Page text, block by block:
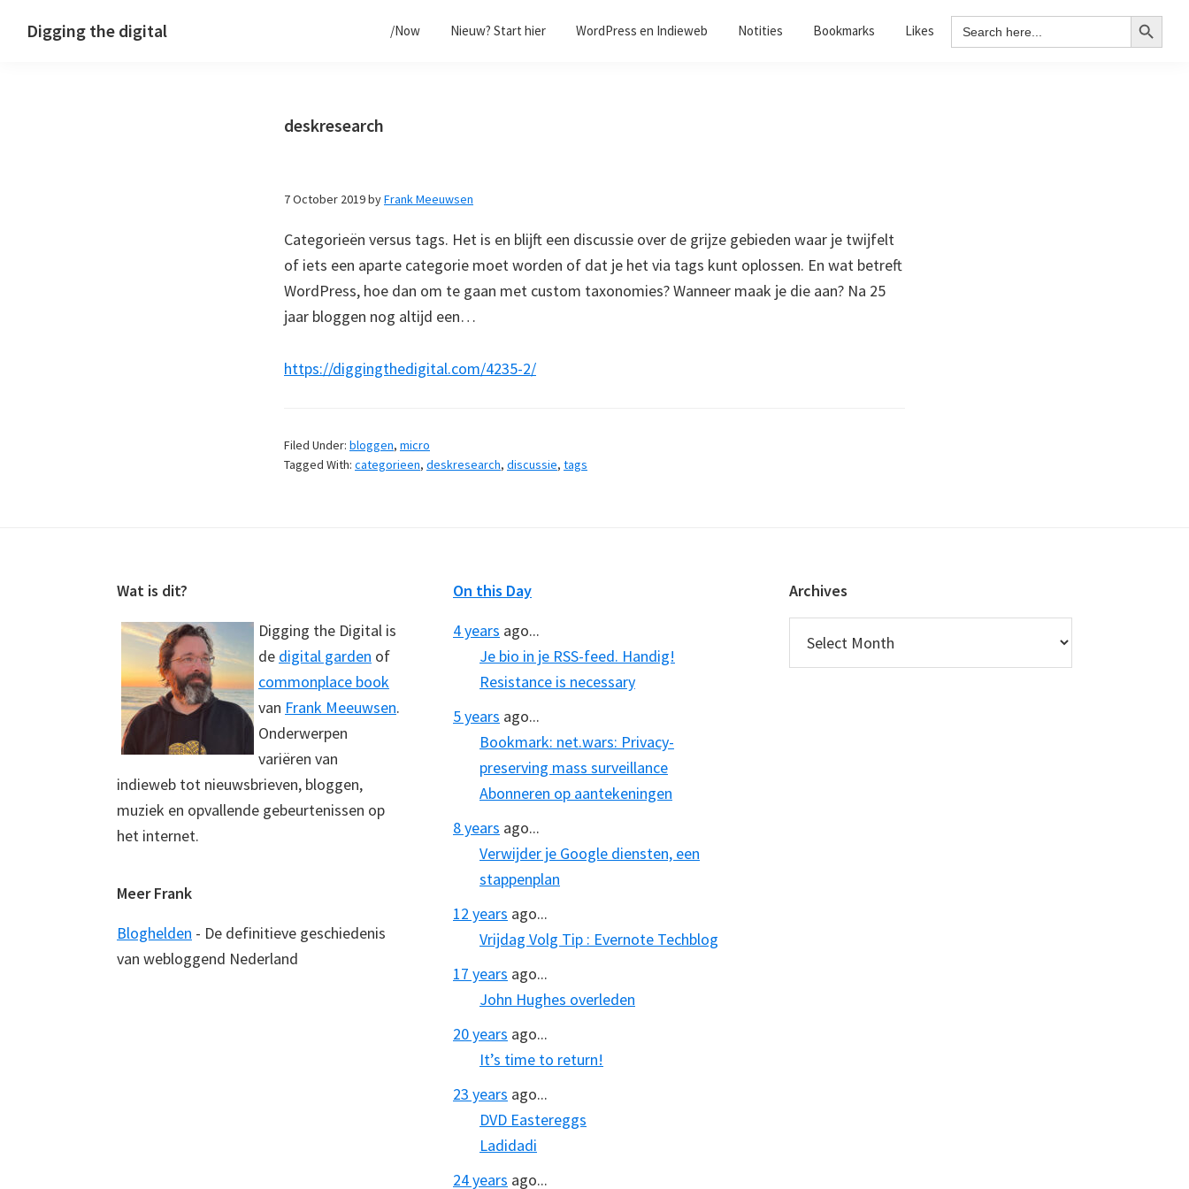
Digging the digital /Now Nieuw? Start hier WordPress en Indieweb Notities Bookmarks Likes Search
for:
Search Button
deskresearch
7 October 2019byFrank Meeuwsen
Categorieën versus tags. Het is en blijft een discussie over de grijze gebieden waar je twijfelt
of iets een aparte categorie moet worden of dat je het via tags kunt oplossen. En wat betreft
WordPress, hoe dan om te gaan met custom taxonomies? Wanneer maak je die aan? Na 25
jaar bloggen nog altijd een…
https://diggingthedigital.com/4235-2/
Filed Under: bloggen, micro
Tagged With: categorieen, deskresearch, discussie, tags
Wat is dit?
Digging the Digital is
de digital garden of
commonplace book
van Frank Meeuwsen.
Onderwerpen
variëren van
indieweb tot nieuwsbrieven, bloggen,
muziek en opvallende gebeurtenissen op
het internet.
Meer Frank
Bloghelden - De definitieve geschiedenis
van webloggend Nederland
On this Day
4 years ago...
Je bio in je RSS-feed. Handig!
Resistance is necessary
5 years ago...
Bookmark: net.wars: Privacy-
preserving mass surveillance
Abonneren op aantekeningen
8 years ago...
Verwijder je Google diensten, een
stappenplan
12 years ago...
Vrijdag Volg Tip : Evernote Techblog
17 years ago...
John Hughes overleden
20 years ago...
It’s time to return!
23 years ago...
DVD Eastereggs
Ladidadi
24 years ago...
Archives